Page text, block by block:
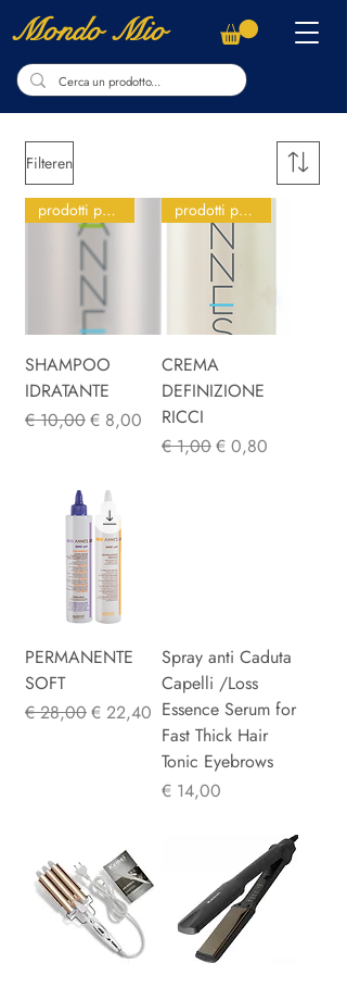
Mondo Mio
Filteren
prodotti per parrucchieri
SHAMPOO
IDRATANTE
Normale prijs
€ 10,00Verkoopprijs
€ 8,00
prodotti per parrucchieri
CREMA
DEFINIZIONE
RICCI
Normale prijs
€ 1,00Verkoopprijs
€ 0,80
PERMANENTE
SOFT
Normale prijs
€ 28,00Verkoopprijs
€ 22,40
Spray anti Caduta
Capelli /Loss
Essence Serum for
Fast Thick Hair
Tonic Eyebrows
Prijs
€ 14,00